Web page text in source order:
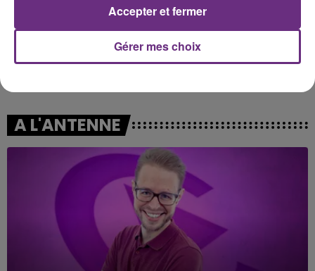
ANOTR & 54 ULTRA AMEL BENT
A L'ANTENNE
Gérer mes choix
Accepter et fermer